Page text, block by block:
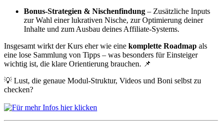
Bonus-Strategien & Nischenfindung – Zusätzliche Inputs
zur Wahl einer lukrativen Nische, zur Optimierung deiner
Inhalte und zum Ausbau deines Affiliate-Systems.
Insgesamt wirkt der Kurs eher wie eine komplette Roadmap als
eine lose Sammlung von Tipps – was besonders für Einsteiger
wichtig ist, die klare Orientierung brauchen. 📌
💡 Lust, die genaue Modul-Struktur, Videos und Boni selbst zu
checken?